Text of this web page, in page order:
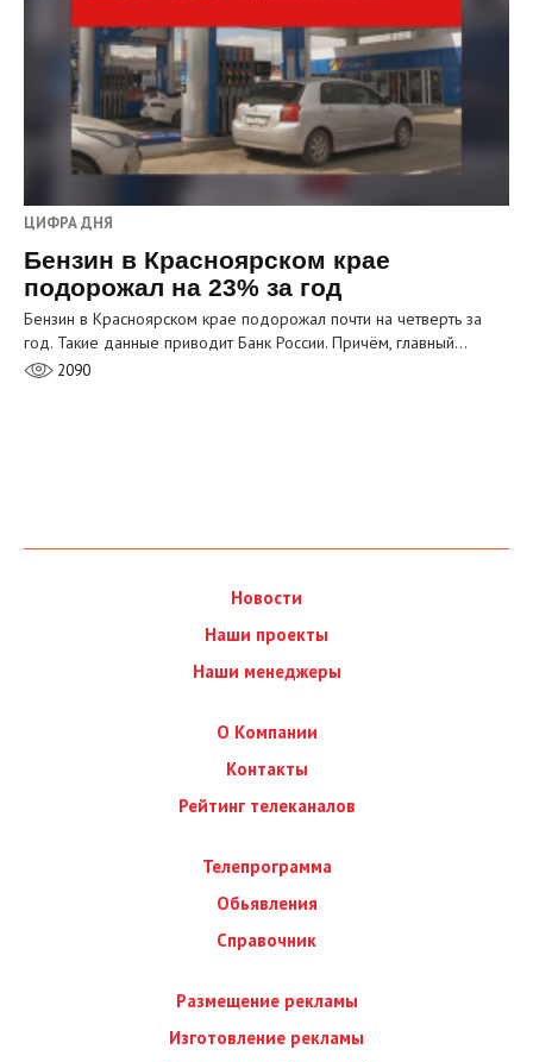
ЦИФРА ДНЯ
Бензин в Красноярском крае
подорожал на 23% за год
Бензин в Красноярском крае подорожал почти на четверть за
год. Такие данные приводит Банк России. Причём, главный…
2090
Новости
Наши проекты
Наши менеджеры
О Компании
Контакты
Рейтинг телеканалов
Телепрограмма
Обьявления
Справочник
Размещение рекламы
Изготовление рекламы